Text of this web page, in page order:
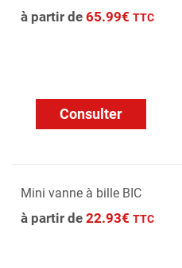
à partir de 65.99€ TTC
Consulter
Mini vanne à bille BIC
à partir de 22.93€ TTC